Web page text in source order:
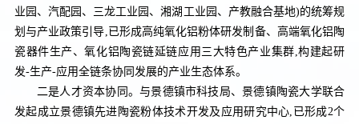
业园、汽配园、三龙工业园、湘湖工业园、产教融合基地)的统筹规
划与产业政策引导,已形成高纯氧化铝粉体研发制备、高端氧化铝陶
瓷器件生产、氧化铝陶瓷链延链应用三大特色产业集群,构建起研
发-生产-应用全链条协同发展的产业生态体系。
二是人才资本协同。与景德镇市科技局、景德镇陶瓷大学联合
发起成立景德镇先进陶瓷粉体技术开发及应用研究中心,已形成2个